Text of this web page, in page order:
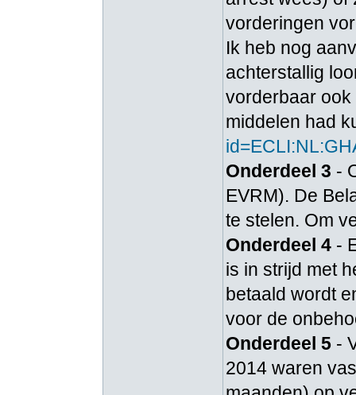
vorderingen
Ik heb nog
achterstallig
vorderbaar
middelen had
Onderdeel 3 -
EVRM). De
te stelen. Om
Onderdeel 4 -
is in strijd met
betaald wordt
voor de
Onderdeel 5 -
2014 waren